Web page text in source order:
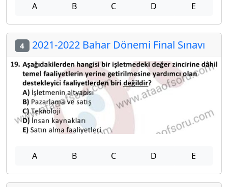
A B C D E
4 2021-2022 Bahar Dönemi Final Sınavı
A B C D E